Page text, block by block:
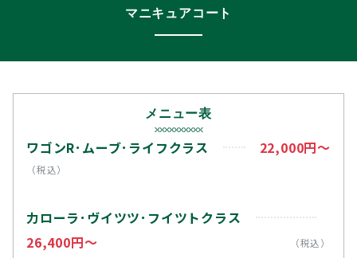
マニキュアコート
メニュー表
ワゴンR･ムーブ･ライフクラス 22,000円～
（税込）
力ローラ･ヴイツツ･フイツトクラス
26,400円～
（税込）